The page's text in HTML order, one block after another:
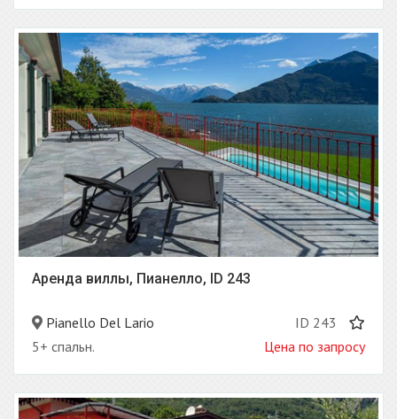
Аренда виллы, Пианелло, ID 243
Pianello Del Lario
ID 243
5+ спальн.
Цена по запросу